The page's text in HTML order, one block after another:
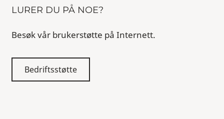
LURER DU PÅ NOE?
Besøk vår brukerstøtte på Internett.
Bedriftsstøtte